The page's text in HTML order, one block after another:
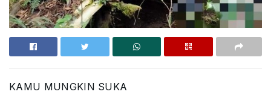
KAMU MUNGKIN SUKA